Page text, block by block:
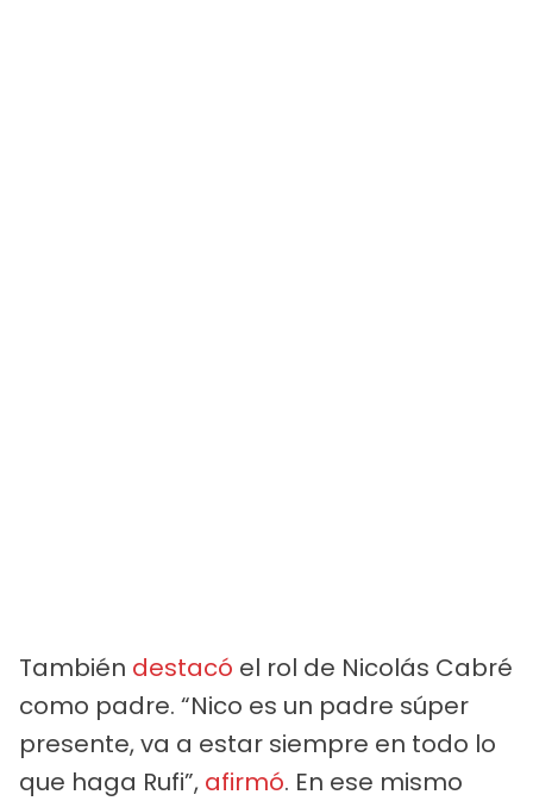
También destacó el rol de Nicolás Cabré
como padre. “Nico es un padre súper
presente, va a estar siempre en todo lo
que haga Rufi”, afirmó. En ese mismo